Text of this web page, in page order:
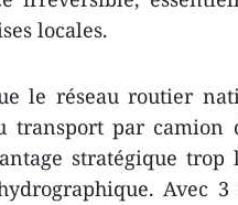
locales.
le réseau routier
transport par camion
stratégique
Avec